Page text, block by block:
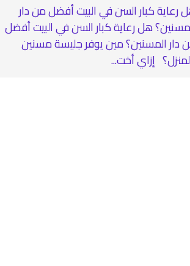
رعاية كبار السن في البيت أفضل من دار
هل رعاية كبار السن في البيت أفضل
دار المسنين؟ مين يوفر جليسة مسنين
إزاي أخت...